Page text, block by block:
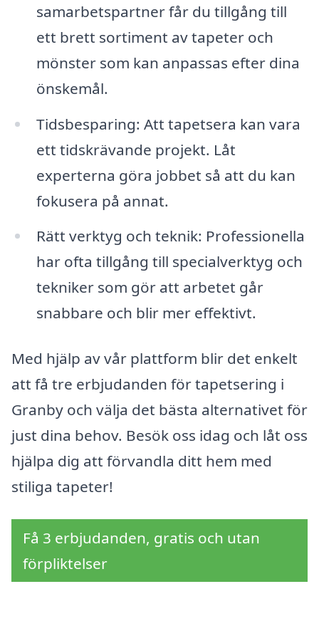
samarbetspartner får du tillgång till
ett brett sortiment av tapeter och
mönster som kan anpassas efter dina
önskemål.
Tidsbesparing: Att tapetsera kan vara
ett tidskrävande projekt. Låt
experterna göra jobbet så att du kan
fokusera på annat.
Rätt verktyg och teknik: Professionella
har ofta tillgång till specialverktyg och
tekniker som gör att arbetet går
snabbare och blir mer effektivt.
Med hjälp av vår plattform blir det enkelt
att få tre erbjudanden för tapetsering i
Granby och välja det bästa alternativet för
just dina behov. Besök oss idag och låt oss
hjälpa dig att förvandla ditt hem med
stiliga tapeter!
Få 3 erbjudanden, gratis och utan
förpliktelser